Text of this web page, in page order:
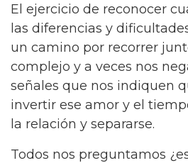
El ejercicio de reconocer
las diferencias y
un camino por recorrer
complejo y a veces nos
señales que nos indiquen
invertir ese amor y el
la relación y separarse.
Todos nos preguntamos